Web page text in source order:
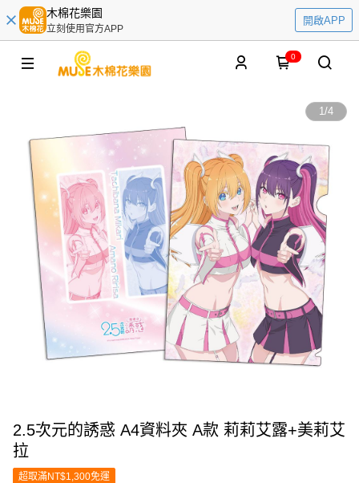
木棉花樂園
立刻使用官方APP
開啟APP
0
1/4
2.5次元的誘惑 A4資料夾 A款 莉莉艾露+美莉艾
拉
超取滿NT$1,300免運